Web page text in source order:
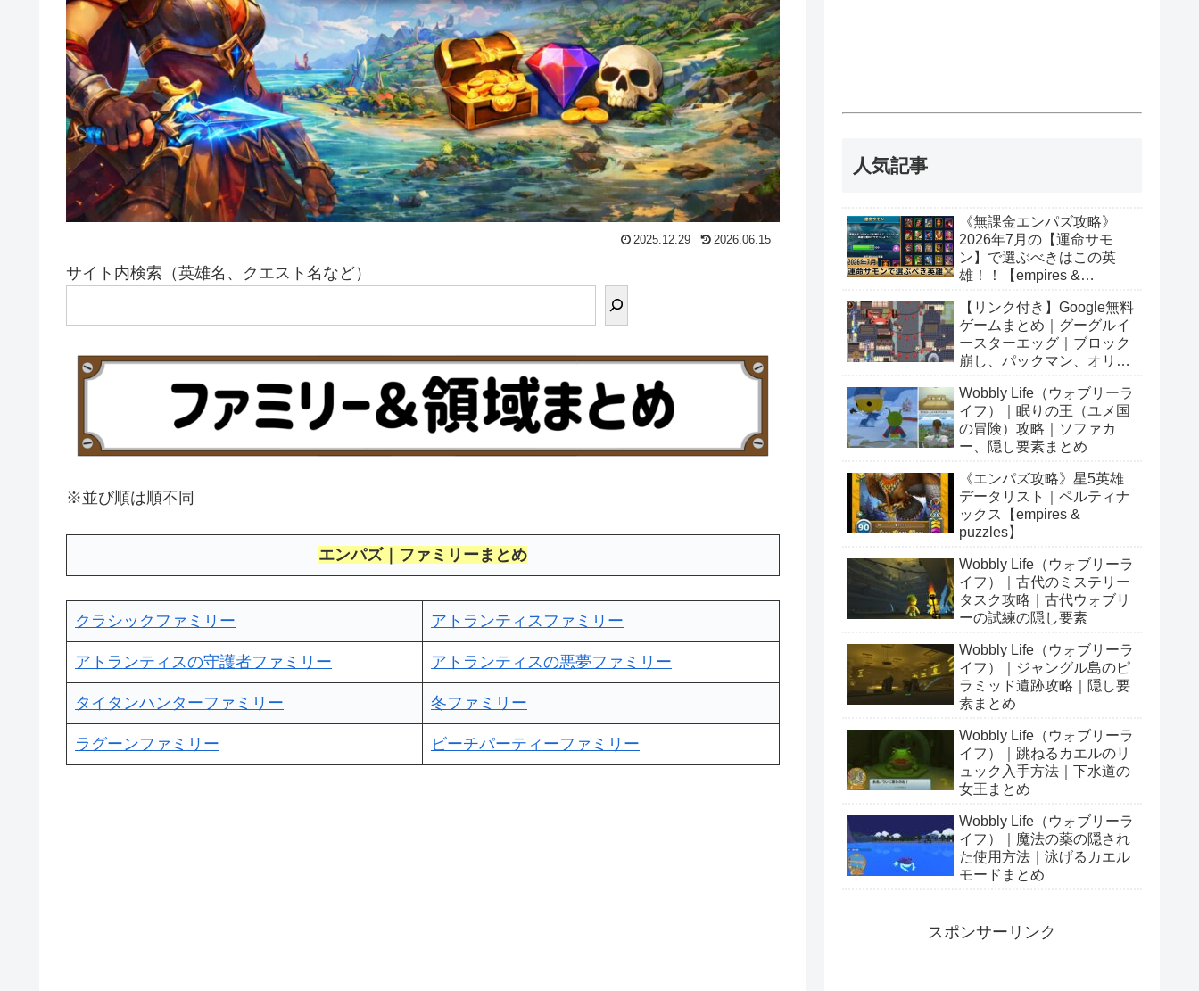
2025.12.29 2026.06.15
サイト内検索（英雄名、クエスト名など）
※並び順は順不同
エンパズ｜ファミリーまとめ
クラシックファミリー アトランティスファミリー
アトランティスの守護者ファミリー アトランティスの悪夢ファミリー
タイタンハンターファミリー 冬ファミリー
ラグーンファミリー ビーチパーティーファミリー
人気記事
《無課金エンパズ攻略》
2026年7月の【運命サモ
ン】で選ぶべきはこの英
雄！！【empires &
【リンク付き】Google無料
ゲームまとめ｜グーグルイ
ースターエッグ｜ブロック
崩し、パックマン、オリン
Wobbly Life（ウォブリーラ
イフ）｜眠りの王（ユメ国
の冒険）攻略｜ソファカ
ー、隠し要素まとめ
《エンパズ攻略》星5英雄
データリスト｜ペルティナ
ックス【empires &
puzzles】
Wobbly Life（ウォブリーラ
イフ）｜古代のミステリー
タスク攻略｜古代ウォブリ
ーの試練の隠し要素
Wobbly Life（ウォブリーラ
イフ）｜ジャングル島のピ
ラミッド遺跡攻略｜隠し要
素まとめ
Wobbly Life（ウォブリーラ
イフ）｜跳ねるカエルのリ
ュック入手方法｜下水道の
女王まとめ
Wobbly Life（ウォブリーラ
イフ）｜魔法の薬の隠され
た使用方法｜泳げるカエル
モードまとめ
スポンサーリンク